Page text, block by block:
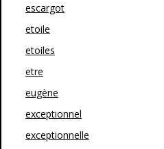
escargot
etoile
etoiles
etre
eugène
exceptionnel
exceptionnelle